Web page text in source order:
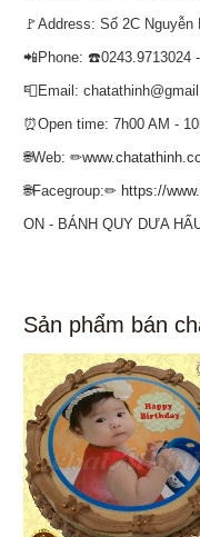
🚩Address: Số 2C
📲Phone: ☎️0243.9713024
📮Email:
⏰Open time: 7h00 AM -
🌐Web: ✏
🌐Facegroup:✏ https://
ON - BÁNH QUY DƯA
Sản phẩm bán